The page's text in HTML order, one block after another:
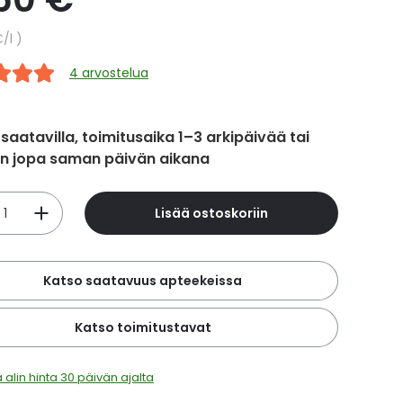
/l
4 arvostelua
toimitusaika 1–3 arkipäivää tai
jopa saman päivän aikana
Lisää ostoskoriin
Katso saatavuus apteekeissa
Katso toimitustavat
alin hinta 30 päivän ajalta